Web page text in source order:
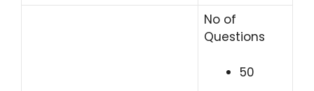
No of
Questions
50